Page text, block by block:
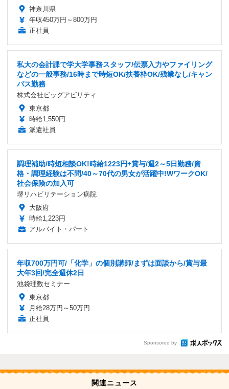
神奈川県
年収450万円～800万円
正社員
私大の会計課で学大学事務スタッフ/伝票入力やファイリング
などの一般事務/16時まで時短OK/扶養枠OK/残業なし/キャン
パス勤務
株式会社ビッグアビリティ
東京都
時給1,550円
派遣社員
調理補助/時短相談OK!時給1223円+賞与/週2～5日勤務/資
格・調理経験は不問/40～70代の男女が活躍中!WワークOK/
社会保険の加入可
堺リハビリテーション病院
大阪府
時給1,223円
アルバイト・パート
年収700万円可/「化学」の個別講師/まずは面談から/賞与最
大年3回/完全週休2日
池袋理数セミナー
東京都
月給28万円～50万円
正社員
Sponsored by
関連ニュース